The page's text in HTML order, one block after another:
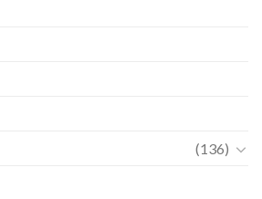
(136)